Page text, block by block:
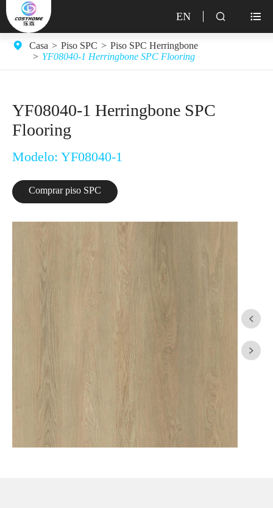
EN  
Casa Piso SPC
Piso SPC Herringbone
YF08040-1 Herringbone SPC Flooring
YF08040-1 Herringbone SPC
Flooring
Modelo: YF08040-1
Comprar piso SPC

